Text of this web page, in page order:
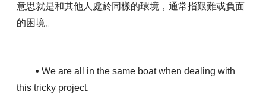
意思就是和其他人處於同樣的環境，通常指艱難或負面
的困境。
• We are all in the same boat when dealing with
this tricky project.